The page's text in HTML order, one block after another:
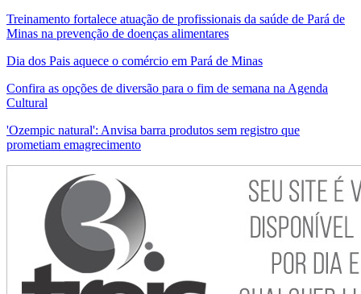
Treinamento fortalece atuação de profissionais da saúde de Pará de
Minas na prevenção de doenças alimentares
Dia dos Pais aquece o comércio em Pará de Minas
Confira as opções de diversão para o fim de semana na Agenda
Cultural
'Ozempic natural': Anvisa barra produtos sem registro que
prometiam emagrecimento